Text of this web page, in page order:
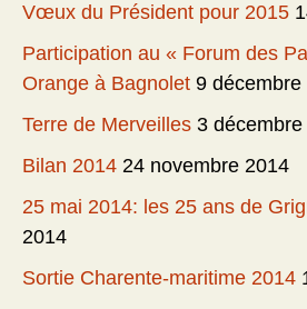
Vœux du Président pour 2015
Participation au « Forum des
Orange à Bagnolet 9 décembre
Terre de Merveilles 3
Bilan 2014 24 novembre 2014
25 mai 2014: les 25 ans de
2014
Sortie Charente-maritime 2014